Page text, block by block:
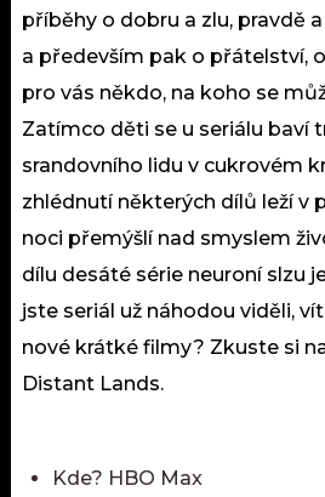
příběhy o dobru a zlu, pravdě
a především pak o přátelství,
pro vás někdo, na koho se
Zatímco děti se u seriálu baví
srandovního lidu v cukrovém
zhlédnutí některých dílů leží v
noci přemýšlí nad smyslem
dílu desáté série neuroní slzu
jste seriál už náhodou viděli,
nové krátké filmy? Zkuste si
Distant Lands.
Kde? HBO Max